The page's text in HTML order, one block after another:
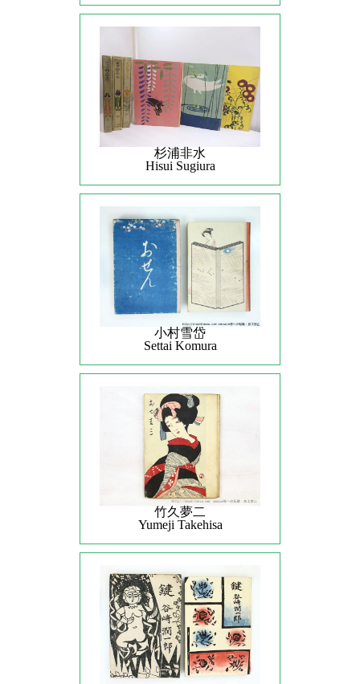
杉浦非水
Hisui Sugiura
小村雪岱
Settai Komura
竹久夢二
Yumeji Takehisa